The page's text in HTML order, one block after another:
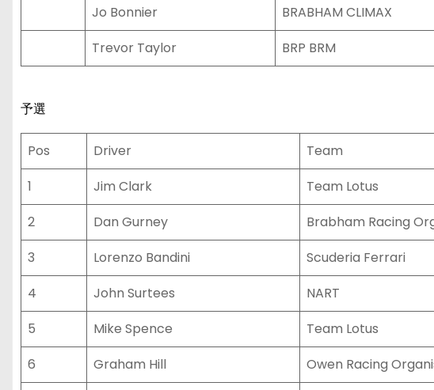
Jo Bonnier
BRABHAM CLIMAX
Trevor Taylor
BRP BRM
予選
Pos Driver Team
1
Jim Clark Team Lotus
2
Dan Gurney Brabham Racing
3
Lorenzo Bandini Scuderia Ferrari
4
John Surtees NART
5
Mike Spence Team Lotus
6
Graham Hill Owen Racing